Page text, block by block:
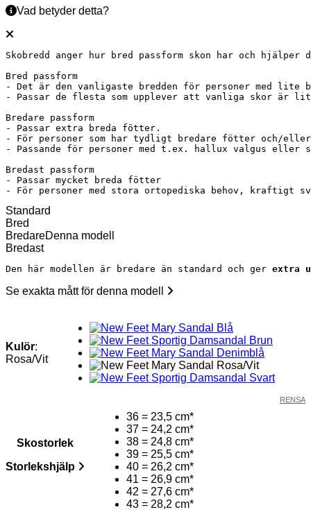
var:
Vad betyder detta?
Skobredd anger hur bred passform skon har och
Bred passform
- Det är den vanligaste bredden för personer med lite
- Passar de flesta som upplever att vanliga skor är
Bredare passform
- Passar extra breda fötter.
- För personer som har tydligt bredare fötter och/eller
- Passande för personer med t.ex. hallux valgus
Bredast passform
- Passar mycket breda fötter
- För personer med stora ortopediska behov, kraftigt
Standard
Bred
BredareDenna modell
Bredast
Den här modellen är bredare än standard och ger extra
Se exakta mått för denna modell
Kulör:
Rosa/Vit
Skostorlek
Storlekshjälp
36 = 23,5 cm*
37 = 24,2 cm*
38 = 24,8 cm*
39 = 25,5 cm*
40 = 26,2 cm*
41 = 26,9 cm*
42 = 27,6 cm*
43 = 28,2 cm*
RENSA